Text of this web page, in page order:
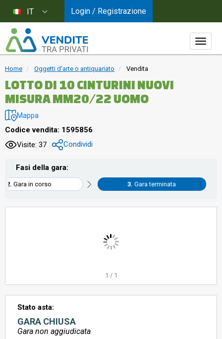
Home Oggetti d'arte o antiquariato Vendita
LOTTO DI 10 CINTURINI NUOVI
MISURA MM20/22 UOMO
Mappa
Codice vendita: 1595856
Visite: 37
Condividi
Fasi della gara:
Gara in corso Gara terminata
1 / 1
Stato asta:
GARA CHIUSA
Gara non aggiudicata
IT Login / Registrazione